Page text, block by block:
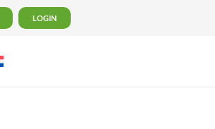
LOGIN